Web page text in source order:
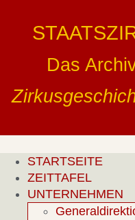
springen
Das
STARTSEITE
ZEITTAFEL
UNTERNEHMEN